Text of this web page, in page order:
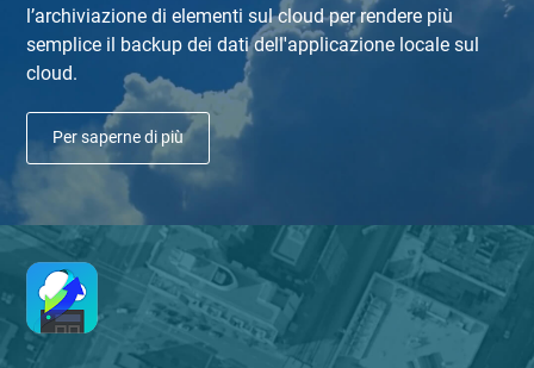
l’archiviazione di elementi sul cloud per rendere più
semplice il backup dei dati dell'applicazione locale sul
cloud.
Per saperne di più